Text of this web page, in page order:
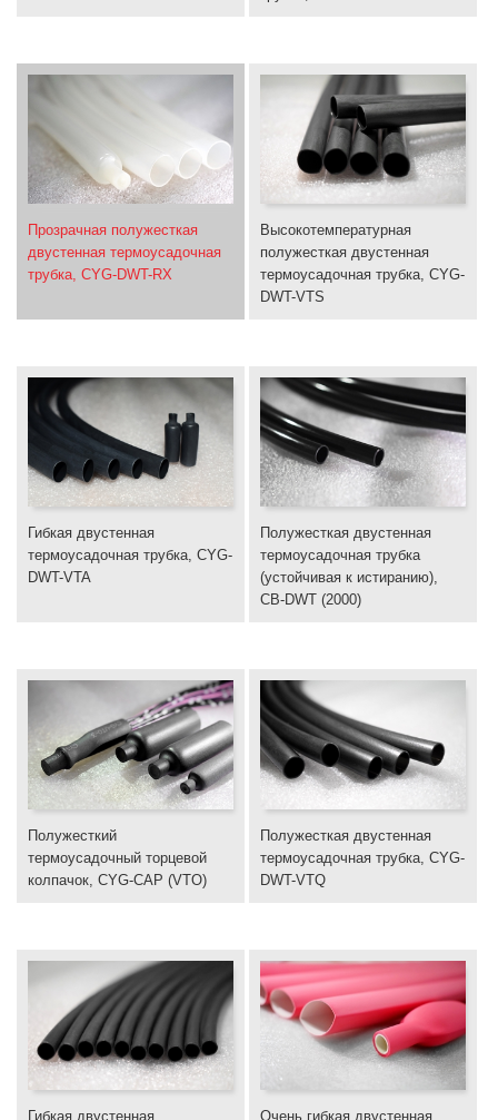
Прозрачная полужесткая
двустенная термоусадочная
трубка, CYG-DWT-RX
Высокотемпературная
полужесткая двустенная
термоусадочная трубка, CYG-
DWT-VTS
Гибкая двустенная
термоусадочная трубка, CYG-
DWT-VTA
Полужесткая двустенная
термоусадочная трубка
(устойчивая к истиранию),
CB-DWT (2000)
Полужесткий
термоусадочный торцевой
колпачок, CYG-CAP (VTO)
Полужесткая двустенная
термоусадочная трубка, CYG-
DWT-VTQ
Гибкая двустенная
Очень гибкая двустенная